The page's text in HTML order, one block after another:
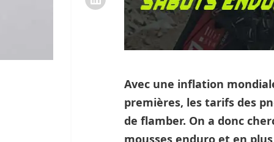
Avec une inflation
premières, les tarifs des
de flamber. On a donc
mousses enduro et en